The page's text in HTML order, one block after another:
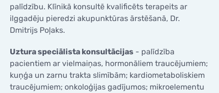
palīdzību. Klīnikā konsultē kvalificēts terapeits ar
ilggadēju pieredzi akupunktūras ārstēšanā, Dr.
Dmitrijs Poļaks.
Uztura speciālista konsultācijas - palīdzība
pacientiem ar vielmaiņas, hormonāliem traucējumiem;
kuņģa un zarnu trakta slimībām; kardiometaboliskiem
traucējumiem; onkoloģijas gadījumos; mikroelementu